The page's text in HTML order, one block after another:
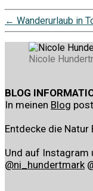
← Wanderurlaub in
Nicole
BLOG
In meinen Blog
Entdecke die
Und auf Instagram
@ni_hundertmark